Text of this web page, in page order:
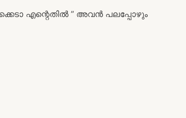
എന്റെതിൽ ” അവൻ പലപ്പോഴും